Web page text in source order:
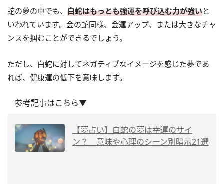
蛇の夢の中でも、 白蛇はもっとも強運を呼び込む力が強いと
いわれています。金の蛇同様、金運アップ、または大きなチャ
ンスを掴むことができるでしょう。
ただし、白蛇に対してネガティブなイメージを感じた夢であ
れば、健康運の低下を意味します。
参考記事はこちら▼
【夢占い】白蛇の夢は幸運のサイ
ン？ 意味や心理のシーン別暗示21選